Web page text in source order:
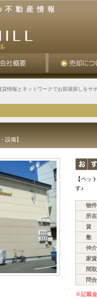
不動産情報
情報とネットワークでお部屋探しをサ
設備】
【ペッ
す♪
物
所
賃
敷
仲
家
間
問
※記載